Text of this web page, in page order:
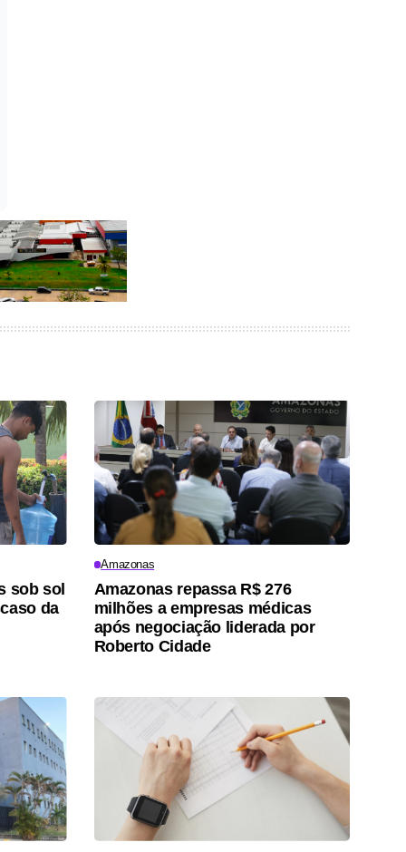
sob sol
da
Amazonas
Amazonas repassa R$ 276
milhões a empresas médicas
após negociação liderada por
Roberto Cidade